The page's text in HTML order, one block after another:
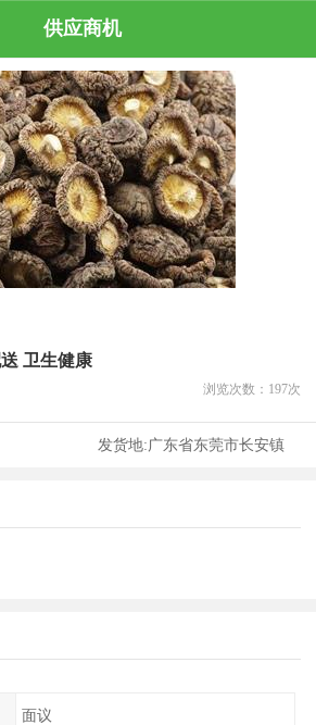
供应商机
卫生健康
浏览次数： 197次
发货地:广东省东莞市长安镇
面议